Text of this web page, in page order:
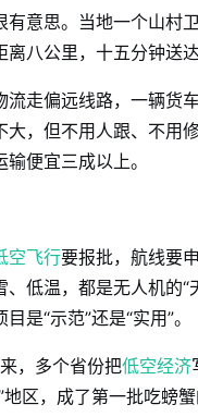
有意思。当地一个山村
离八公里，十五分钟送
流走偏远线路，一辆货
大，但不用人跟、不用
输便宜三成以上。
空飞行要报批，航线要
低温，都是无人机的
是“示范”还是“实用”。
，多个省份把低空经济
区，成了第一批吃螃